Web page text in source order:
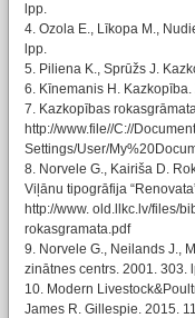
lpp.
4. Ozola E., Līkopa M.,
lpp.
5. Piliena K., Sprūžs J.
6. Kīnemanis H.
7. Kazkopības
http://www.file//C://
Settings/User/
8. Norvele G., Kairiša D.
Viļānu tipogrāfija
http://www. old.llkc.lv/files/
rokasgramata.pdf
9. Norvele G., Neilands J.,
zinātnes centrs. 2001. 303.
10. Modern
James R. Gillespie. 2015.